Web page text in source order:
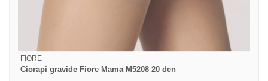
FIORE
Ciorapi gravide Fiore Mama M5208 20 den